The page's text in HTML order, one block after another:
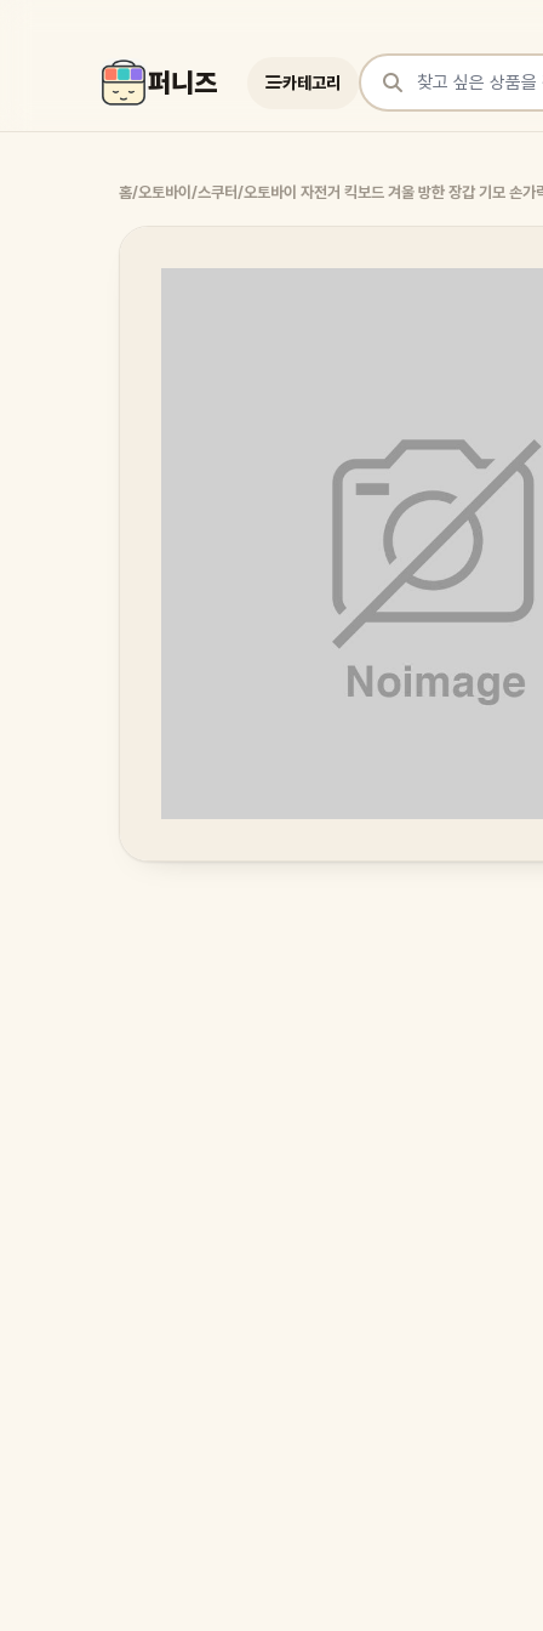
퍼니즈 카테고리
상품 검색
홈/오토바이/스쿠터/오토바이 자전거 킥보드 겨울 방한 장갑 기모 손